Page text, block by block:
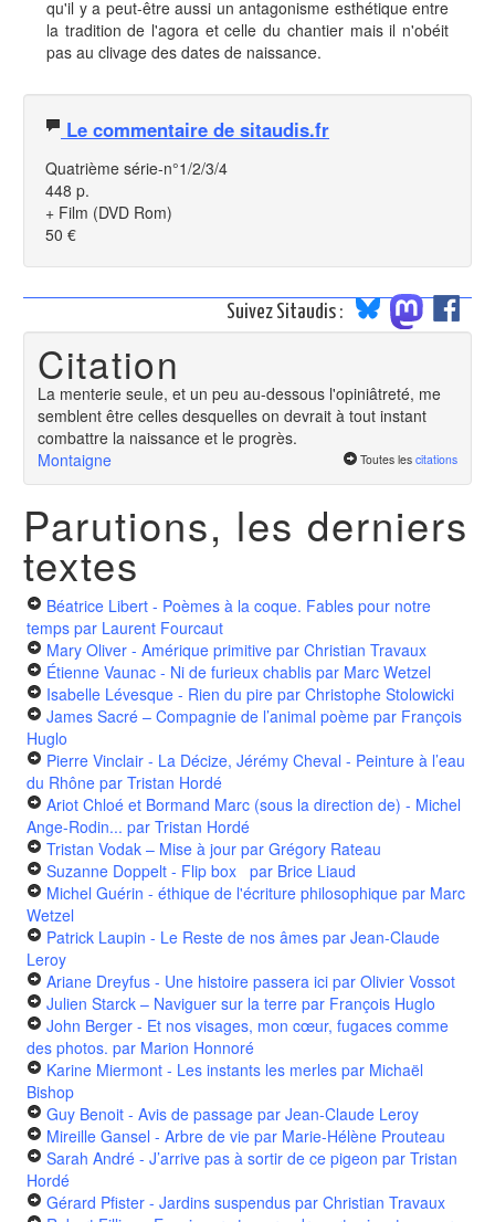
qu'il y a peut-être aussi un antagonisme esthétique entre
la tradition de l'agora et celle du chantier mais il n'obéit
pas au clivage des dates de naissance.
Le commentaire de sitaudis.fr
Quatrième série-n°1/2/3/4
448 p.
+ Film (DVD Rom)
50 €
Suivez Sitaudis :
Citation
La menterie seule, et un peu au-dessous l'opiniâtreté, me
semblent être celles desquelles on devrait à tout instant
combattre la naissance et le progrès.
Montaigne
Toutes les citations
Parutions, les derniers
textes
Béatrice Libert - Poèmes à la coque. Fables pour notre
temps par Laurent Fourcaut
Mary Oliver - Amérique primitive par Christian Travaux
Étienne Vaunac - Ni de furieux chablis par Marc Wetzel
Isabelle Lévesque - Rien du pire par Christophe Stolowicki
James Sacré – Compagnie de l’animal poème par François
Huglo
Pierre Vinclair - La Décize, Jérémy Cheval - Peinture à l’eau
du Rhône par Tristan Hordé
Ariot Chloé et Bormand Marc (sous la direction de) - Michel
Ange-Rodin... par Tristan Hordé
Tristan Vodak – Mise à jour par Grégory Rateau
Suzanne Doppelt - Flip box par Brice Liaud
Michel Guérin - éthique de l'écriture philosophique par Marc
Wetzel
Patrick Laupin - Le Reste de nos âmes par Jean-Claude
Leroy
Ariane Dreyfus - Une histoire passera ici par Olivier Vossot
Julien Starck – Naviguer sur la terre par François Huglo
John Berger - Et nos visages, mon cœur, fugaces comme
des photos. par Marion Honnoré
Karine Miermont - Les instants les merles par Michaël
Bishop
Guy Benoit - Avis de passage par Jean-Claude Leroy
Mireille Gansel - Arbre de vie par Marie-Hélène Prouteau
Sarah André - J’arrive pas à sortir de ce pigeon par Tristan
Hordé
Gérard Pfister - Jardins suspendus par Christian Travaux